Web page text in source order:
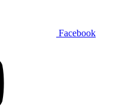
Facebook